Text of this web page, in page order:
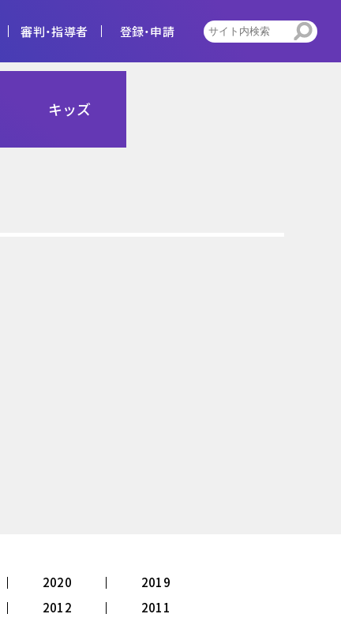
ビジョン
キッズ
トレセン活動
審判・指導者 登録・申請
キッズ
2020
2019
2012
2011